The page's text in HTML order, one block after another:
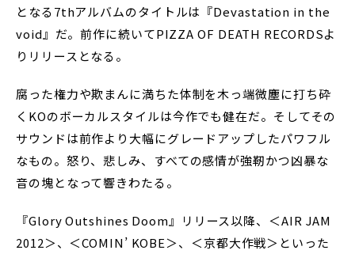
となる7thアルバムのタイトルは『Devastation in the
void』だ。前作に続いてPIZZA OF DEATH RECORDSよ
りリリースとなる。
腐った権力や欺まんに満ちた体制を木っ端微塵に打ち砕
くKOのボーカルスタイルは今作でも健在だ。そしてその
サウンドは前作より大幅にグレードアップしたパワフル
なもの。怒り、悲しみ、すべての感情が強靭かつ凶暴な
音の塊となって響きわたる。
『Glory Outshines Doom』リリース以降、＜AIR JAM
2012＞、＜COMIN’ KOBE＞、＜京都大作戦＞といった